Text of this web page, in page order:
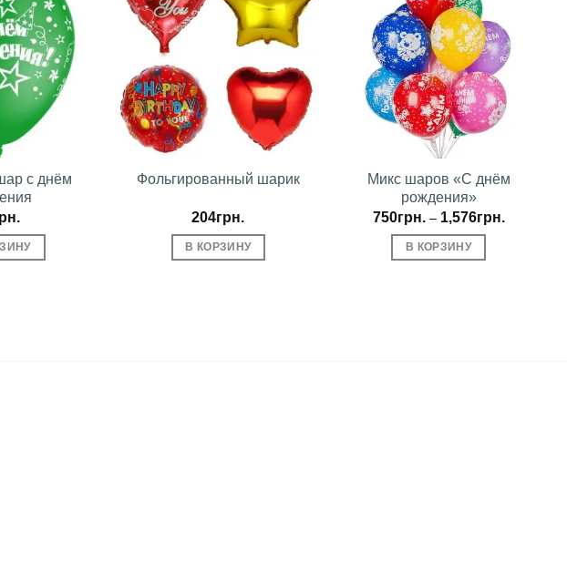
В
избранное
с днём
В
избранное
Фольгированный шарик
204грн.
В КОРЗИНУ
избранное
Микс шаров «С днём
рождения»
750грн.– 1,576грн.
В КОРЗИНУ